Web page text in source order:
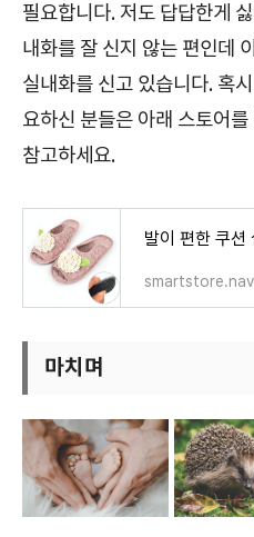
필요합니다. 저도 답답한게
내화를 잘 신지 않는 편인데
실내화를 신고 있습니다. 혹
요하신 분들은 아래 스토어
참고하세요.
마치며